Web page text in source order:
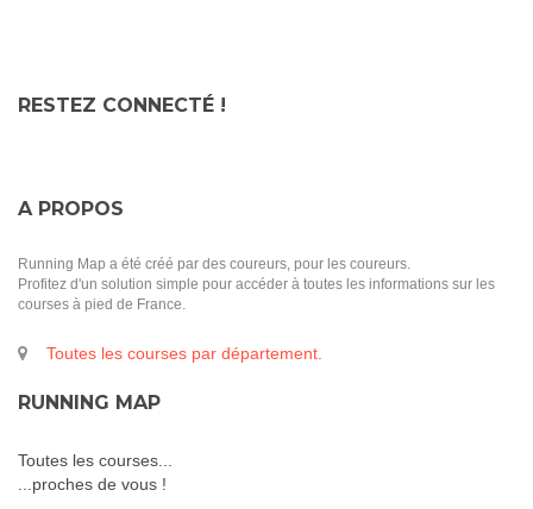
RESTEZ CONNECTÉ !
A PROPOS
Running Map a été créé par des coureurs, pour les coureurs.
Profitez d'un solution simple pour accéder à toutes les informations sur les
courses à pied de France.
Toutes les courses par département.
RUNNING MAP
Toutes les courses...
...proches de vous !